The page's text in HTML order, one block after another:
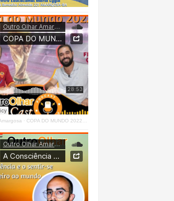
· COPA DO MUNDO 2022 - OUTRO OLHAR CAST #O1 Right